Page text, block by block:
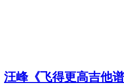
汪峰《飞得更高吉他